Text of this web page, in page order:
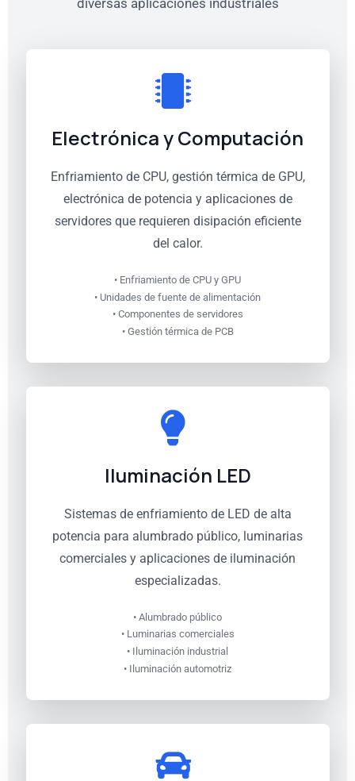
diversas aplicaciones industriales
Electrónica y Computación
Enfriamiento de CPU, gestión térmica de GPU,
electrónica de potencia y aplicaciones de
servidores que requieren disipación eficiente
del calor.
• Enfriamiento de CPU y GPU
• Unidades de fuente de alimentación
• Componentes de servidores
• Gestión térmica de PCB
Iluminación LED
Sistemas de enfriamiento de LED de alta
potencia para alumbrado público, luminarias
comerciales y aplicaciones de iluminación
especializadas.
• Alumbrado público
• Luminarias comerciales
• Iluminación industrial
• Iluminación automotriz